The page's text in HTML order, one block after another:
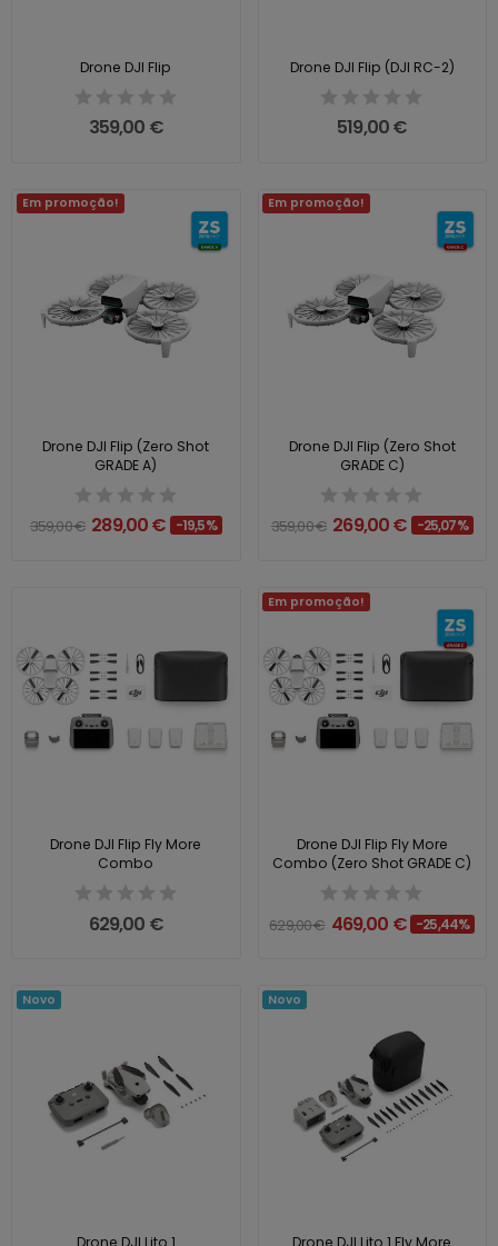
Drone DJI Flip
359,00 €
Drone DJI Flip (DJI RC-2)
519,00 €
Em promoção!
Drone DJI Flip (Zero Shot
GRADE A)
359,00 € 289,00 € -19,5%
Em promoção!
Drone DJI Flip (Zero Shot
GRADE C)
359,00 € 269,00 € -25,07%
Drone DJI Flip Fly More
Combo
629,00 €
Em promoção!
Drone DJI Flip Fly More
Combo (Zero Shot GRADE C)
629,00 € 469,00 € -25,44%
Novo Novo